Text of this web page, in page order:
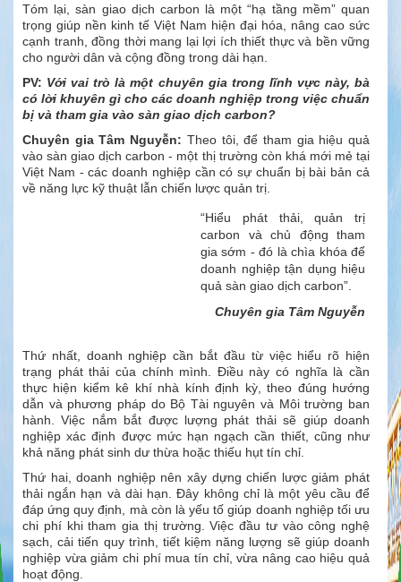
Tóm lại, sàn giao dịch carbon là một “hạ tầng mềm” quan
trọng giúp nền kinh tế Việt Nam hiện đại hóa, nâng cao sức
cạnh tranh, đồng thời mang lại lợi ích thiết thực và bền vững
cho người dân và cộng đồng trong dài hạn.
PV: Với vai trò là một chuyên gia trong lĩnh vực này, bà
có lời khuyên gì cho các doanh nghiệp trong việc chuẩn
bị và tham gia vào sàn giao dịch carbon?
Chuyên gia Tâm Nguyễn: Theo tôi, để tham gia hiệu quả
vào sàn giao dịch carbon - một thị trường còn khá mới mẻ tại
Việt Nam - các doanh nghiệp cần có sự chuẩn bị bài bản cả
về năng lực kỹ thuật lẫn chiến lược quản trị.
“Hiểu phát thải, quản trị
carbon và chủ động tham
gia sớm - đó là chìa khóa để
doanh nghiệp tận dụng hiệu
quả sàn giao dịch carbon”.
Chuyên gia Tâm Nguyễn
Thứ nhất, doanh nghiệp cần bắt đầu từ việc hiểu rõ hiện
trạng phát thải của chính mình. Điều này có nghĩa là cần
thực hiện kiểm kê khí nhà kính định kỳ, theo đúng hướng
dẫn và phương pháp do Bộ Tài nguyên và Môi trường ban
hành. Việc nắm bắt được lượng phát thải sẽ giúp doanh
nghiệp xác định được mức hạn ngạch cần thiết, cũng như
khả năng phát sinh dư thừa hoặc thiếu hụt tín chỉ.
Thứ hai, doanh nghiệp nên xây dựng chiến lược giảm phát
thải ngắn hạn và dài hạn. Đây không chỉ là một yêu cầu để
đáp ứng quy định, mà còn là yếu tố giúp doanh nghiệp tối ưu
chi phí khi tham gia thị trường. Việc đầu tư vào công nghệ
sạch, cải tiến quy trình, tiết kiệm năng lượng sẽ giúp doanh
nghiệp vừa giảm chi phí mua tín chỉ, vừa nâng cao hiệu quả
hoạt động.